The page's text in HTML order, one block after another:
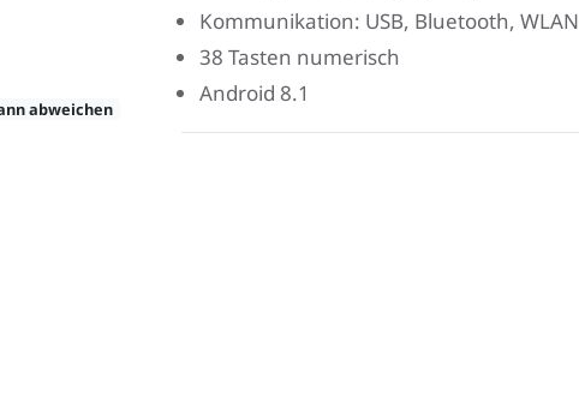
abweichen
Kommunikation: USB, Bluetooth, WLAN
38 Tasten numerisch
Android 8.1